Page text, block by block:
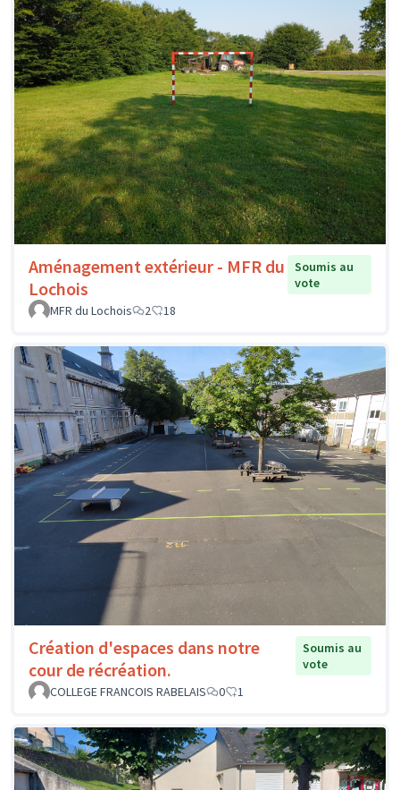
Aménagement extérieur - MFR du
Lochois
Soumis au
vote
MFR du Lochois
2 18
Création d'espaces dans notre
cour de récréation.
Soumis au
vote
COLLEGE FRANCOIS RABELAIS
0 1